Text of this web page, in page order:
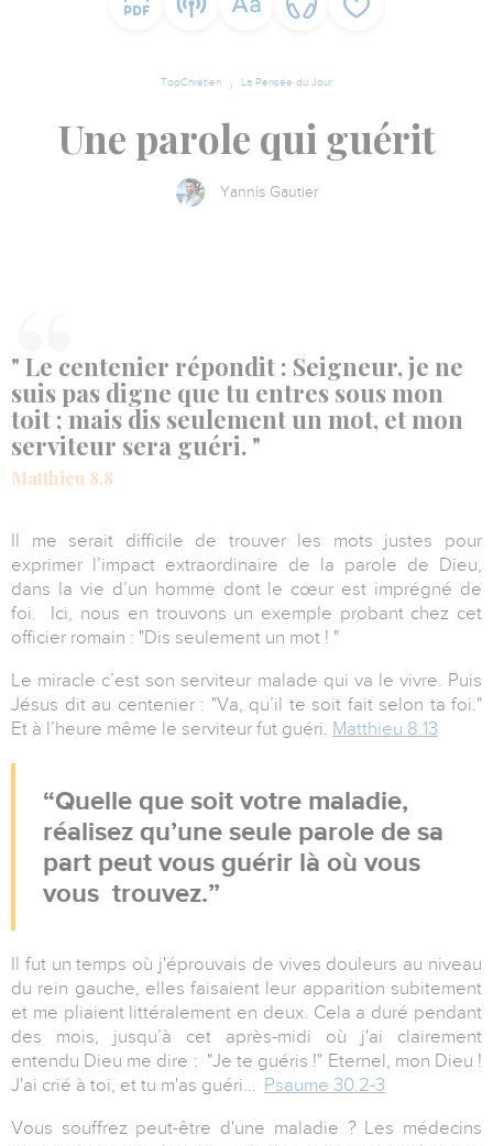
TopChrétien La Pensée du Jour
Une parole qui guérit
Yannis Gautier
" Le centenier répondit : Seigneur, je ne
suis pas digne que tu entres sous mon
toit ; mais dis seulement un mot, et mon
serviteur sera guéri. "
Matthieu 8.8
Il me serait difficile de trouver les mots justes pour
exprimer l’impact extraordinaire de la parole de Dieu,
dans la vie d’un homme dont le cœur est imprégné de
foi. Ici, nous en trouvons un exemple probant chez cet
officier romain : "Dis seulement un mot ! "
Le miracle c’est son serviteur malade qui va le vivre. Puis
Jésus dit au centenier : "Va, qu’il te soit fait selon ta foi."
Et à l’heure même le serviteur fut guéri. Matthieu 8.13
Quelle que soit votre maladie,
réalisez qu’une seule parole de sa
part peut vous guérir là où vous
vous trouvez.
Il fut un temps où j'éprouvais de vives douleurs au niveau
du rein gauche, elles faisaient leur apparition subitement
et me pliaient littéralement en deux. Cela a duré pendant
des mois, jusqu’à cet après-midi où j'ai clairement
entendu Dieu me dire : "Je te guéris !" Eternel, mon Dieu !
J'ai crié à toi, et tu m'as guéri… Psaume 30.2-3
Vous souffrez peut-être d'une maladie ? Les médecins